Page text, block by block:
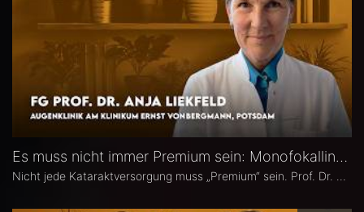
Es muss nicht immer Premium sein: Monofokallinsen – Prof. Dr. Anja Liekfeld